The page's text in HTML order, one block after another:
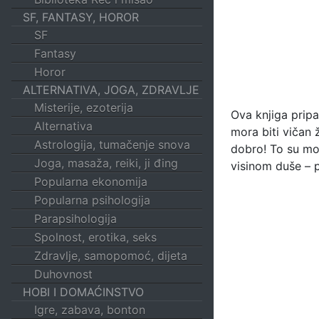
SF, FANTASY, HOROR
SF
Fantasy
Horor
ALTERNATIVA, JOGA, ZDRAVLJE
Misterije, ezoterija
Alternativa
Astrologija, tumačenje snova
Joga, masaža, reiki, ji đing
Popularna ekonomija
Popularna psihologija
Parapsihologija
Spolnost, erotika, seks
Zdravlje, samopomoć, dijeta
Duhovnost
HOBI I DOMAĆINSTVO
Igre, zabava, bonton
Ova knjiga
mora biti vičan
dobro! To su
visinom duše –